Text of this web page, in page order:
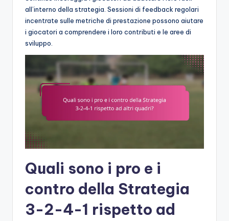
all’interno della strategia. Sessioni di feedback regolari
incentrate sulle metriche di prestazione possono aiutare
i giocatori a comprendere i loro contributi e le aree di
sviluppo.
Quali sono i pro e i
contro della Strategia
3-2-4-1 rispetto ad